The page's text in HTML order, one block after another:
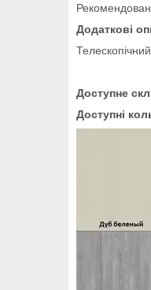
Додаткові
Доступне
Доступні